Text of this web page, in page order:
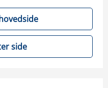
side